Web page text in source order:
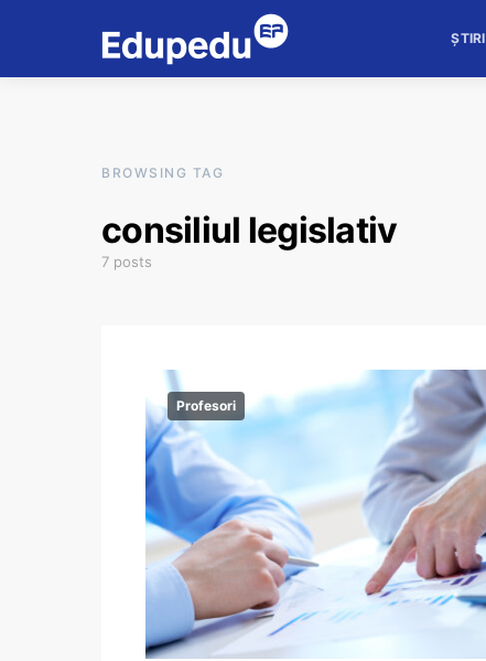
ȘTIRI
BROWSING TAG
consiliul legislativ
7 posts
Profesori